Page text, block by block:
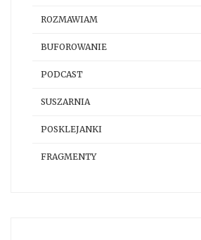
ROZMAWIAM
BUFOROWANIE
PODCAST
SUSZARNIA
POSKLEJANKI
FRAGMENTY